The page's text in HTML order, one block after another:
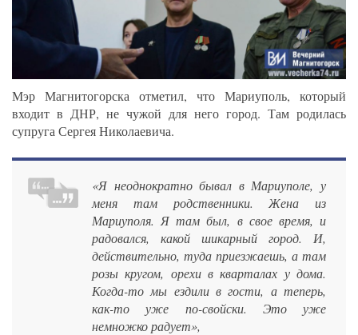
Мэр Магнитогорска отметил, что Мариуполь, который
входит в ДНР, не чужой для него город. Там родилась
супруга Сергея Николаевича.
«Я неоднократно бывал в Мариуполе, у
меня там родственники. Жена из
Мариуполя. Я там был, в свое время, и
радовался, какой шикарный город. И,
действительно, туда приезжаешь, а там
розы кругом, орехи в кварталах у дома.
Когда-то мы ездили в гости, а теперь,
как-то уже по-свойски. Это уже
немножко радует»,